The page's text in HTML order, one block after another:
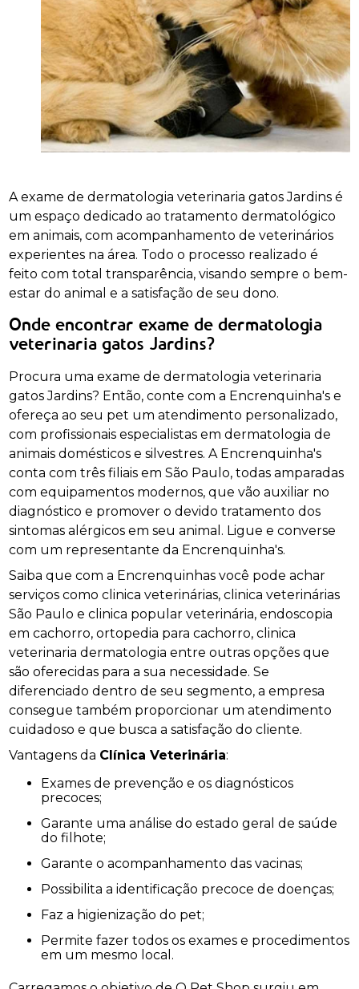
A exame de dermatologia veterinaria gatos Jardins é
um espaço dedicado ao tratamento dermatológico
em animais, com acompanhamento de veterinários
experientes na área. Todo o processo realizado é
feito com total transparência, visando sempre o bem-
estar do animal e a satisfação de seu dono.
Onde encontrar exame de dermatologia
veterinaria gatos Jardins?
Procura uma exame de dermatologia veterinaria
gatos Jardins? Então, conte com a Encrenquinha's e
ofereça ao seu pet um atendimento personalizado,
com profissionais especialistas em dermatologia de
animais domésticos e silvestres. A Encrenquinha's
conta com três filiais em São Paulo, todas amparadas
com equipamentos modernos, que vão auxiliar no
diagnóstico e promover o devido tratamento dos
sintomas alérgicos em seu animal. Ligue e converse
com um representante da Encrenquinha's.
Saiba que com a Encrenquinhas você pode achar
serviços como clinica veterinárias, clinica veterinárias
São Paulo e clinica popular veterinária, endoscopia
em cachorro, ortopedia para cachorro, clinica
veterinaria dermatologia entre outras opções que
são oferecidas para a sua necessidade. Se
diferenciado dentro de seu segmento, a empresa
consegue também proporcionar um atendimento
cuidadoso e que busca a satisfação do cliente.
Vantagens da Clínica Veterinária:
Exames de prevenção e os diagnósticos
precoces;
Garante uma análise do estado geral de saúde
do filhote;
Garante o acompanhamento das vacinas;
Possibilita a identificação precoce de doenças;
Faz a higienização do pet;
Permite fazer todos os exames e procedimentos
em um mesmo local.